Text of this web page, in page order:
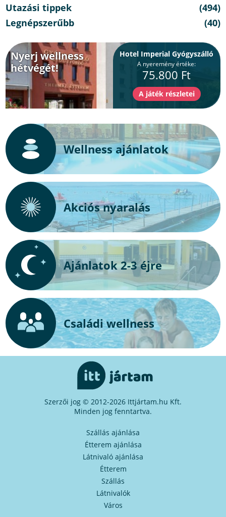
Utazási tippek
(494)
Legnépszerűbb
(40)
Nyerj wellness
hétvégét!
Hotel Imperial Gyógyszálló
A nyeremény értéke:
75.800 Ft
Wellness ajánlatok
Akciós nyaralás
Ajánlatok 2-3 éjre
Családi wellness
Szerzői jog © 2012-2026 Ittjártam.hu Kft.
Minden jog fenntartva.
Szállás ajánlása
Étterem ajánlása
Látnivaló ajánlása
Étterem
Szállás
Látnivalók
Város